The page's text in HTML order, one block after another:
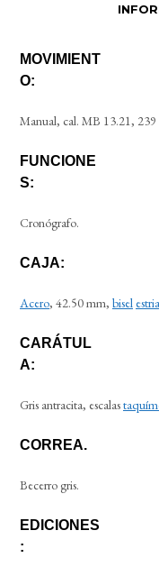
MOVIMIENT
O:
Manual, cal. MB 13.21,
FUNCIONE
S:
Cronógrafo.
CAJA:
Acero, 42.50 mm, bisel
CARÁTUL
A:
Gris antracita, escalas
CORREA.
Becerro gris.
EDICIONES
: